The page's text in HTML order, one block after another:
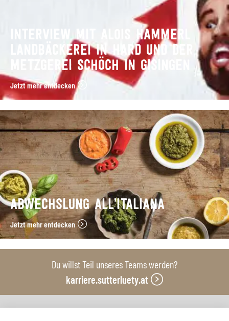
INTERVIEW MIT ALOIS HAMMERL
LANDBÄCKEREI IN HARD UND DER
METZGEREI SCHÖCH IN GISINGEN
Jetzt mehr entdecken
ABWECHSLUNG ALL’ITALIANA
Jetzt mehr entdecken
Du willst Teil unseres Teams werden?
karriere.sutterluety.at
Unsere Produktionsbetriebe